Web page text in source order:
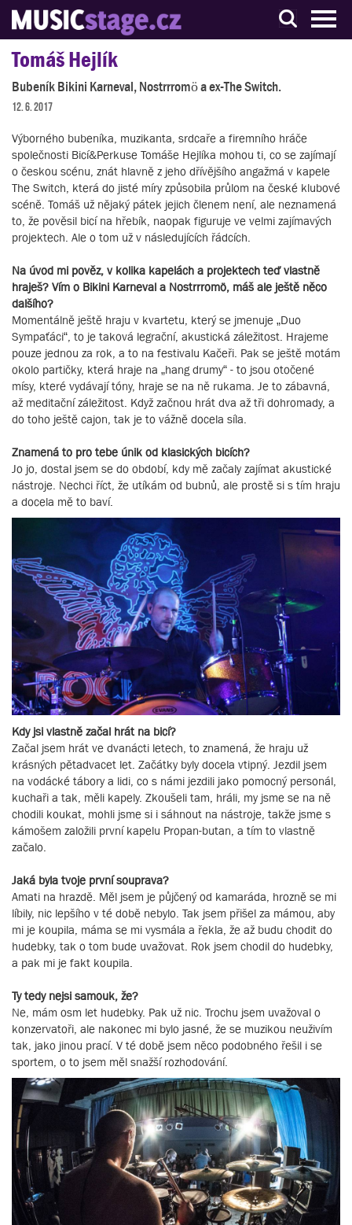
S muzikanty pro muzikanty
Tomáš Hejlík
Bubeník Bikini Karneval, Nostrrromö a ex-The Switch.
12. 6. 2017
Výborného bubeníka, muzikanta, srdcaře a firemního hráče
společnosti Bicí&Perkuse Tomáše Hejlíka mohou ti, co se zajímají
o českou scénu, znát hlavně z jeho dřívějšího angažmá v kapele
The Switch, která do jisté míry způsobila průlom na české klubové
scéně. Tomáš už nějaký pátek jejich členem není, ale neznamená
to, že pověsil bicí na hřebík, naopak figuruje ve velmi zajímavých
projektech. Ale o tom už v následujících řádcích.
Na úvod mi pověz, v kolika kapelách a projektech teď vlastně
hraješ? Vím o Bikini Karneval a Nostrrromö, máš ale ještě něco
dalšího?
Momentálně ještě hraju v kvartetu, který se jmenuje „Duo
Sympaťáci“, to je taková legrační, akustická záležitost. Hrajeme
pouze jednou za rok, a to na festivalu Kačeři. Pak se ještě motám
okolo partičky, která hraje na „hang drumy“ - to jsou otočené
mísy, které vydávají tóny, hraje se na ně rukama. Je to zábavná,
až meditační záležitost. Když začnou hrát dva až tři dohromady, a
do toho ještě cajon, tak je to vážně docela síla.
Znamená to pro tebe únik od klasických bicích?
Jo jo, dostal jsem se do období, kdy mě začaly zajímat akustické
nástroje. Nechci říct, že utíkám od bubnů, ale prostě si s tím hraju
a docela mě to baví.
Kdy jsi vlastně začal hrát na bicí?
Začal jsem hrát ve dvanácti letech, to znamená, že hraju už
krásných pětadvacet let. Začátky byly docela vtipný. Jezdil jsem
na vodácké tábory a lidi, co s námi jezdili jako pomocný personál,
kuchaři a tak, měli kapely. Zkoušeli tam, hráli, my jsme se na ně
chodili koukat, mohli jsme si i sáhnout na nástroje, takže jsme s
kámošem založili první kapelu Propan-butan, a tím to vlastně
začalo.
Jaká byla tvoje první souprava?
Amati na hrazdě. Měl jsem je půjčený od kamaráda, hrozně se mi
líbily, nic lepšího v té době nebylo. Tak jsem přišel za mámou, aby
mi je koupila, máma se mi vysmála a řekla, že až budu chodit do
hudebky, tak o tom bude uvažovat. Rok jsem chodil do hudebky,
a pak mi je fakt koupila.
Ty tedy nejsi samouk, že?
Ne, mám osm let hudebky. Pak už nic. Trochu jsem uvažoval o
konzervatoři, ale nakonec mi bylo jasné, že se muzikou neuživím
tak, jako jinou prací. V té době jsem něco podobného řešil i se
sportem, o to jsem měl snažší rozhodování.